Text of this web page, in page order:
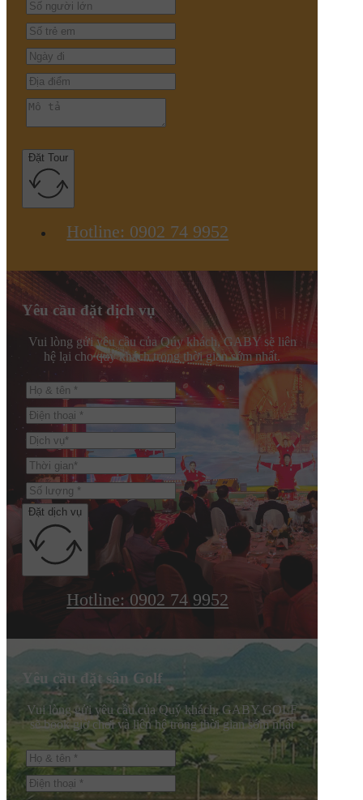
Đặt Tour
Hotline: 0902 74 9952
Yêu cầu đặt dịch vụ
Vui lòng gửi yêu cầu của Qúy khách, GABY sẽ liên
hệ lại cho quý khách trong thời gian sớm nhất.
Đặt dịch vụ
Hotline: 0902 74 9952
Yêu cầu đặt sân Golf
Vui lòng gửi yêu cầu của Quý khách, GABY GOLF
sẽ book giờ chơi và liên hệ trong thời gian sớm nhất